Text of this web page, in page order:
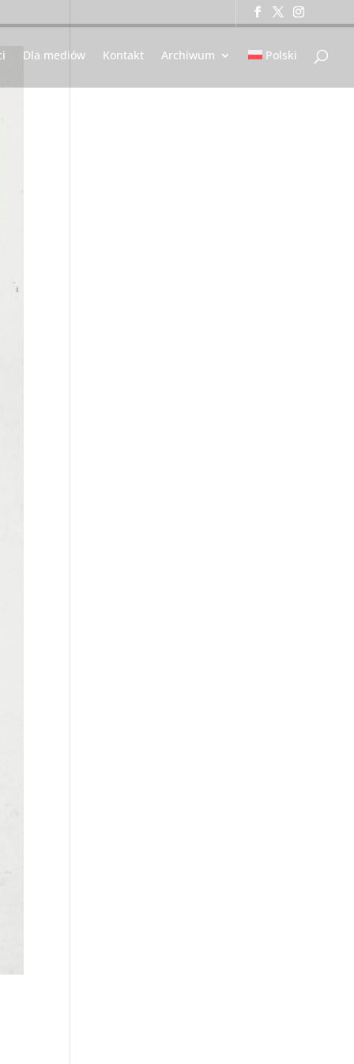
Dla mediów Kontakt Archiwum Polski